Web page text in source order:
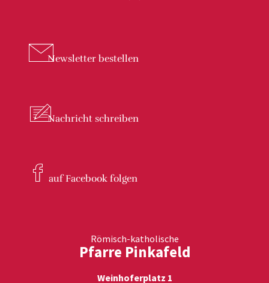
Newsletter bestellen
Nachricht schreiben
auf Facebook folgen
Römisch-katholische
Pfarre Pinkafeld
Weinhoferplatz 1